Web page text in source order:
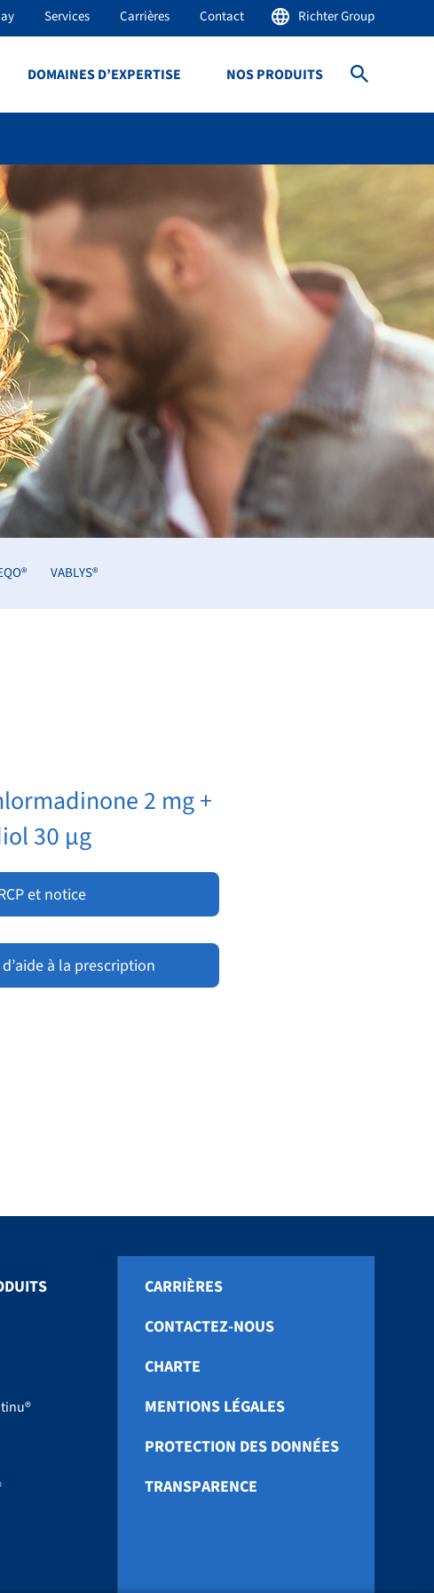
Services Carrières Contact Richter Group
DOMAINES D’EXPERTISE NOS PRODUITS
VABLYS®
2 mg +
30 µg
et notice
à la prescription
CARRIÈRES
CONTACTEZ-NOUS
CHARTE
MENTIONS LÉGALES
PROTECTION DES DONNÉES
TRANSPARENCE